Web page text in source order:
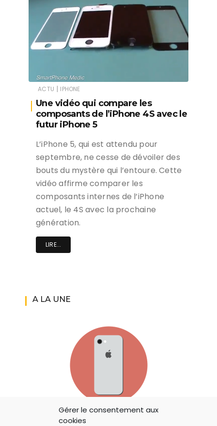
Gérer le consentement aux
cookies
ACTU | IPHONE
Une vidéo qui compare les
composants de l’iPhone 4S avec le
futur iPhone 5
L’iPhone 5, qui est attendu pour
septembre, ne cesse de dévoiler des
bouts du mystère qui l’entoure. Cette
vidéo affirme comparer les
composants internes de l’iPhone
actuel, le 4S avec la prochaine
génération.
LIRE...
A LA UNE
IOS 14: APPLE A AJOUTÉ UN BOUTON